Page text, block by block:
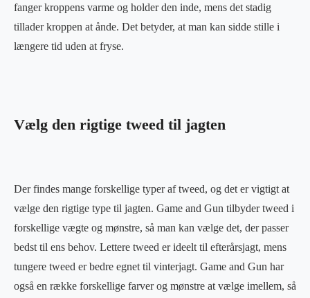
fanger kroppens varme og holder den inde, mens det stadig
tillader kroppen at ånde. Det betyder, at man kan sidde stille i
længere tid uden at fryse.
Vælg den rigtige tweed til jagten
Der findes mange forskellige typer af tweed, og det er vigtigt at
vælge den rigtige type til jagten. Game and Gun tilbyder tweed i
forskellige vægte og mønstre, så man kan vælge det, der passer
bedst til ens behov. Lettere tweed er ideelt til efterårsjagt, mens
tungere tweed er bedre egnet til vinterjagt. Game and Gun har
også en række forskellige farver og mønstre at vælge imellem, så